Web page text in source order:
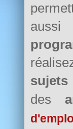
sujets
des